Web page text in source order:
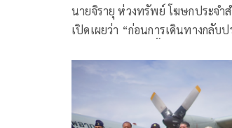
นายจิรายุ ห่วงทรัพย์ โฆษกประจำ
เปิดเผยว่า “ก่อนการเดินทางกลับป
เวลาเปรู ซึ่งจะใช้เวลาเดินทางปร
จะถึงประเทศไทยในวันจันทร์ที่
11 นาฬิกา ตามเวลาในประเทศไ
นางสาวแพทองธาร ชินวัตร ให้สั